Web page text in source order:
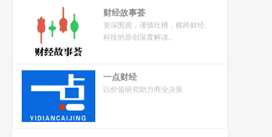
财经故事荟
资深围观，谨慎吐槽，横跨财经、
科技的原创深度解读。
一点财经
以价值研究助力商业决策